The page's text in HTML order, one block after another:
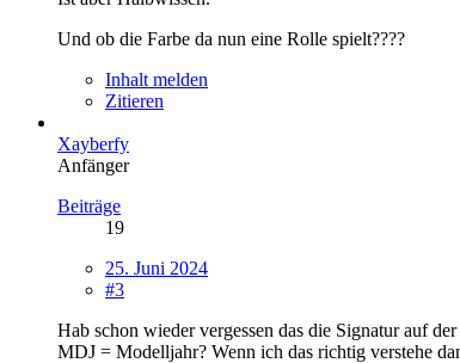
Und ob die Farbe da nun eine Rolle spielt????
Inhalt melden
Zitieren
Xayberfy
Anfänger
Beiträge
19
25. Juni 2024
#3
Hab schon wieder vergessen das die Signatur auf
MDJ = Modelljahr? Wenn ich das richtig verstehe